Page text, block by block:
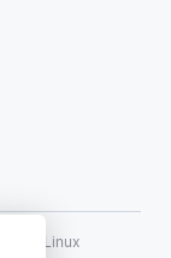
称为 Linux